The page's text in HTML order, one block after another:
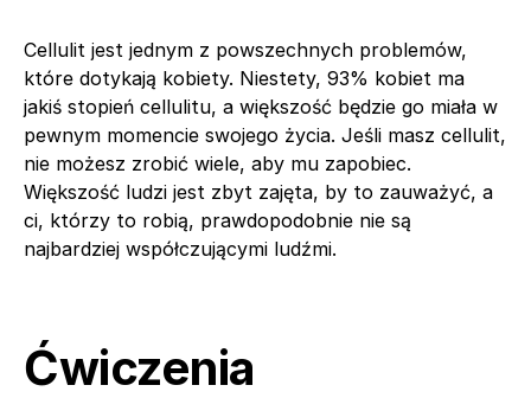
Cellulit jest jednym z powszechnych problemów,
które dotykają kobiety. Niestety, 93% kobiet ma
jakiś stopień cellulitu, a większość będzie go miała w
pewnym momencie swojego życia. Jeśli masz cellulit,
nie możesz zrobić wiele, aby mu zapobiec.
Większość ludzi jest zbyt zajęta, by to zauważyć, a
ci, którzy to robią, prawdopodobnie nie są
najbardziej współczującymi ludźmi.
Ćwiczenia